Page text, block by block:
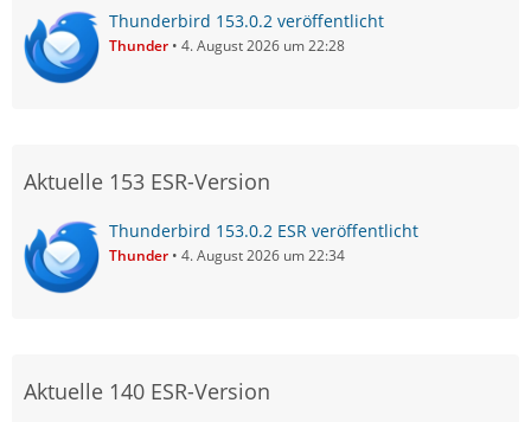
Thunderbird 153.0.2 veröffentlicht
Thunder 4. August 2026 um 22:28
Aktuelle 153 ESR-Version
Thunderbird 153.0.2 ESR veröffentlicht
Thunder 4. August 2026 um 22:34
Aktuelle 140 ESR-Version